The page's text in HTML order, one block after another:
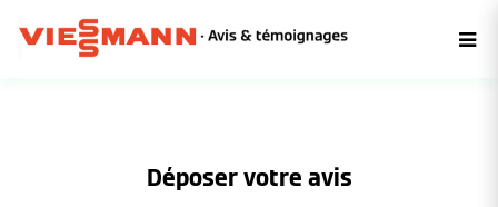
Déposer votre avis